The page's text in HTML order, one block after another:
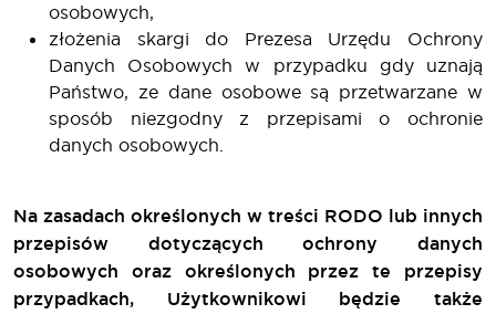
osobowych,
złożenia skargi do Prezesa Urzędu Ochrony
Danych Osobowych w przypadku gdy uznają
Państwo, ze dane osobowe są przetwarzane w
sposób niezgodny z przepisami o ochronie
danych osobowych.
Na zasadach określonych w treści RODO lub innych
przepisów dotyczących ochrony danych
osobowych oraz określonych przez te przepisy
przypadkach, Użytkownikowi będzie także